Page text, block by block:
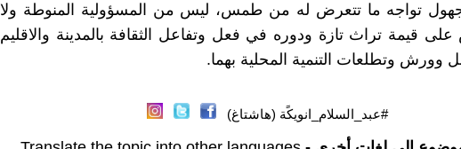
تواجه ما تتعرض له من طمس، ليس من المسؤولية المنوطة ولا
قيمة تراث تازة ودوره في فعل وتفاعل الثقافة بالمدينة والاقليم
وورش وتطلعات التنمية المحلية بهما.
#عبد_السلام_انويكًة (هاشتاغ)